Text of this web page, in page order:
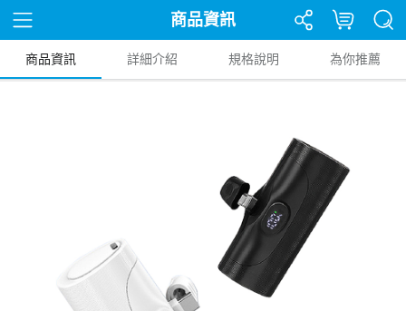
商品資訊
商品資訊 詳細介紹 規格說明 為你推薦